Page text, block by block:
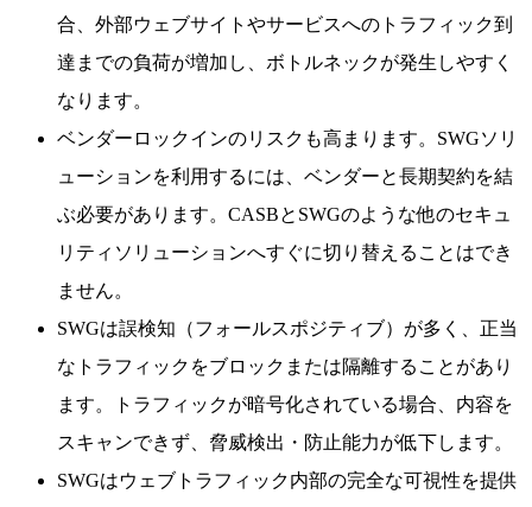
合、外部ウェブサイトやサービスへのトラフィック到
達までの負荷が増加し、ボトルネックが発生しやすく
なります。
ベンダーロックインのリスクも高まります。SWGソリ
ューションを利用するには、ベンダーと長期契約を結
ぶ必要があります。CASBとSWGのような他のセキュ
リティソリューションへすぐに切り替えることはでき
ません。
SWGは誤検知（フォールスポジティブ）が多く、正当
なトラフィックをブロックまたは隔離することがあり
ます。トラフィックが暗号化されている場合、内容を
スキャンできず、脅威検出・防止能力が低下します。
SWGはウェブトラフィック内部の完全な可視性を提供